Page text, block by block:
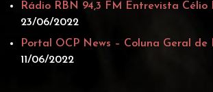
Rádio RBN 94,3 FM Entrevista Célio
23/06/2022
Portal OCP News – Coluna Geral de
11/06/2022